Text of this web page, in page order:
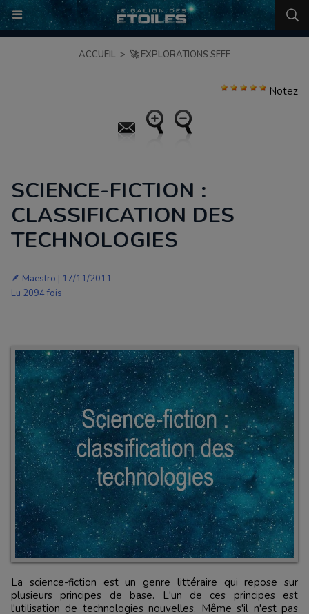
ACCUEIL > 🚀 EXPLORATIONS SFFF
Notez
SCIENCE-FICTION :
CLASSIFICATION DES
TECHNOLOGIES
🪶 Maestro | 17/11/2011
Lu 2094 fois
La science-fiction est un genre littéraire qui repose sur
plusieurs principes de base. L'un de ces principes est
l'utilisation de technologies nouvelles. Même s'il n'est pas